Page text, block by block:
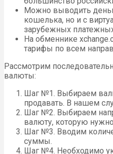
Можно выводить
кошелька, но и с
зарубежных платежных
На обменнике
тарифы по всем
Рассмотрим
валюты:
Шаг №1. Выбираем
продавать. В нашем
Шаг №2. Выбираем
валюту, которую нужно
Шаг №3. Вводим
суммы.
Шаг №4. Необходимо